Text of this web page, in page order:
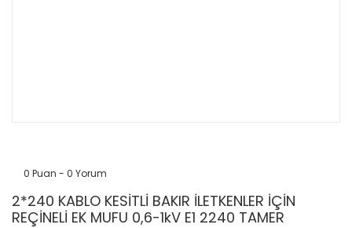
0 Puan - 0 Yorum
2*240 KABLO KESİTLİ BAKIR İLETKENLER İÇİN
REÇİNELİ EK MUFU 0,6-1kV E1 2240 TAMER